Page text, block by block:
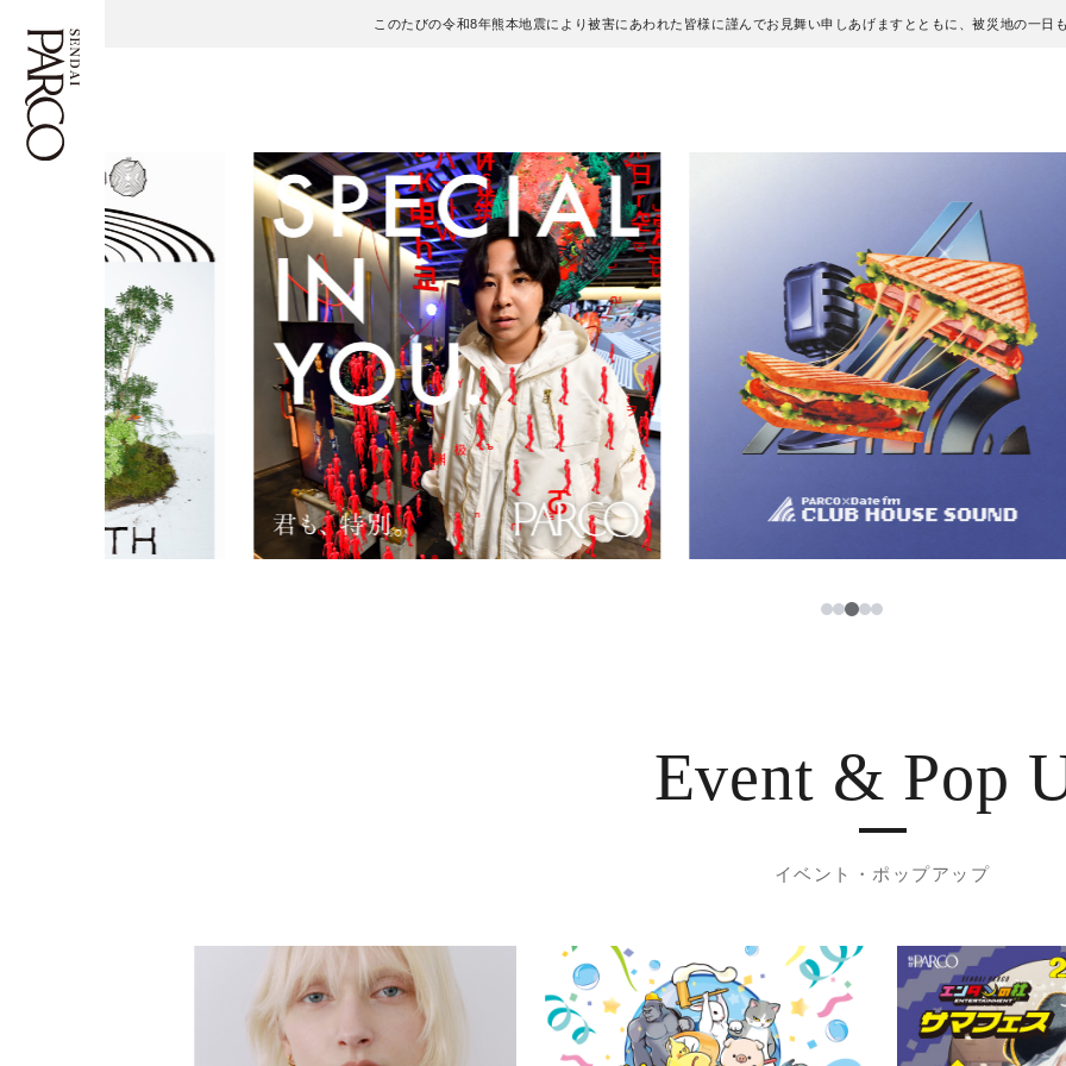
このたびの令和8年熊本地震により被害にあわれた皆様に謹んでお見舞い申しあげますとともに、被災地の一日
フロアガイド
施設案内・アクセス
イベント・ポップアップ
ニュース
レストラン・カフェ
TAX FREE
PARCOメンバーズ
ENGLISH
繁体字
簡体字
한국어
ภาษาไทย
日本語
12345
Event & Pop
イベント・ポップアップ